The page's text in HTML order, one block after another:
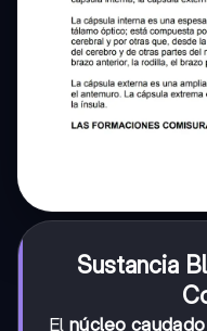
Sustancia
El núcleo caudado